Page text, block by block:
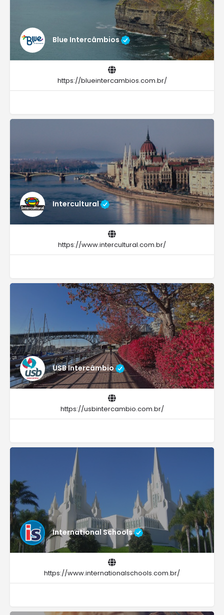
Blue Intercâmbios
https://blueintercambios.com.br/
Intercultural
https://www.intercultural.com.br/
USB Intercâmbio
https://usbintercambio.com.br/
International Schools
https://www.internationalschools.com.br/